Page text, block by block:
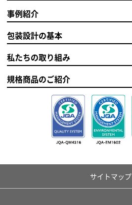
事例紹介
包装設計の基本
私たちの取り組み
規格商品のご紹介
サイトマップ